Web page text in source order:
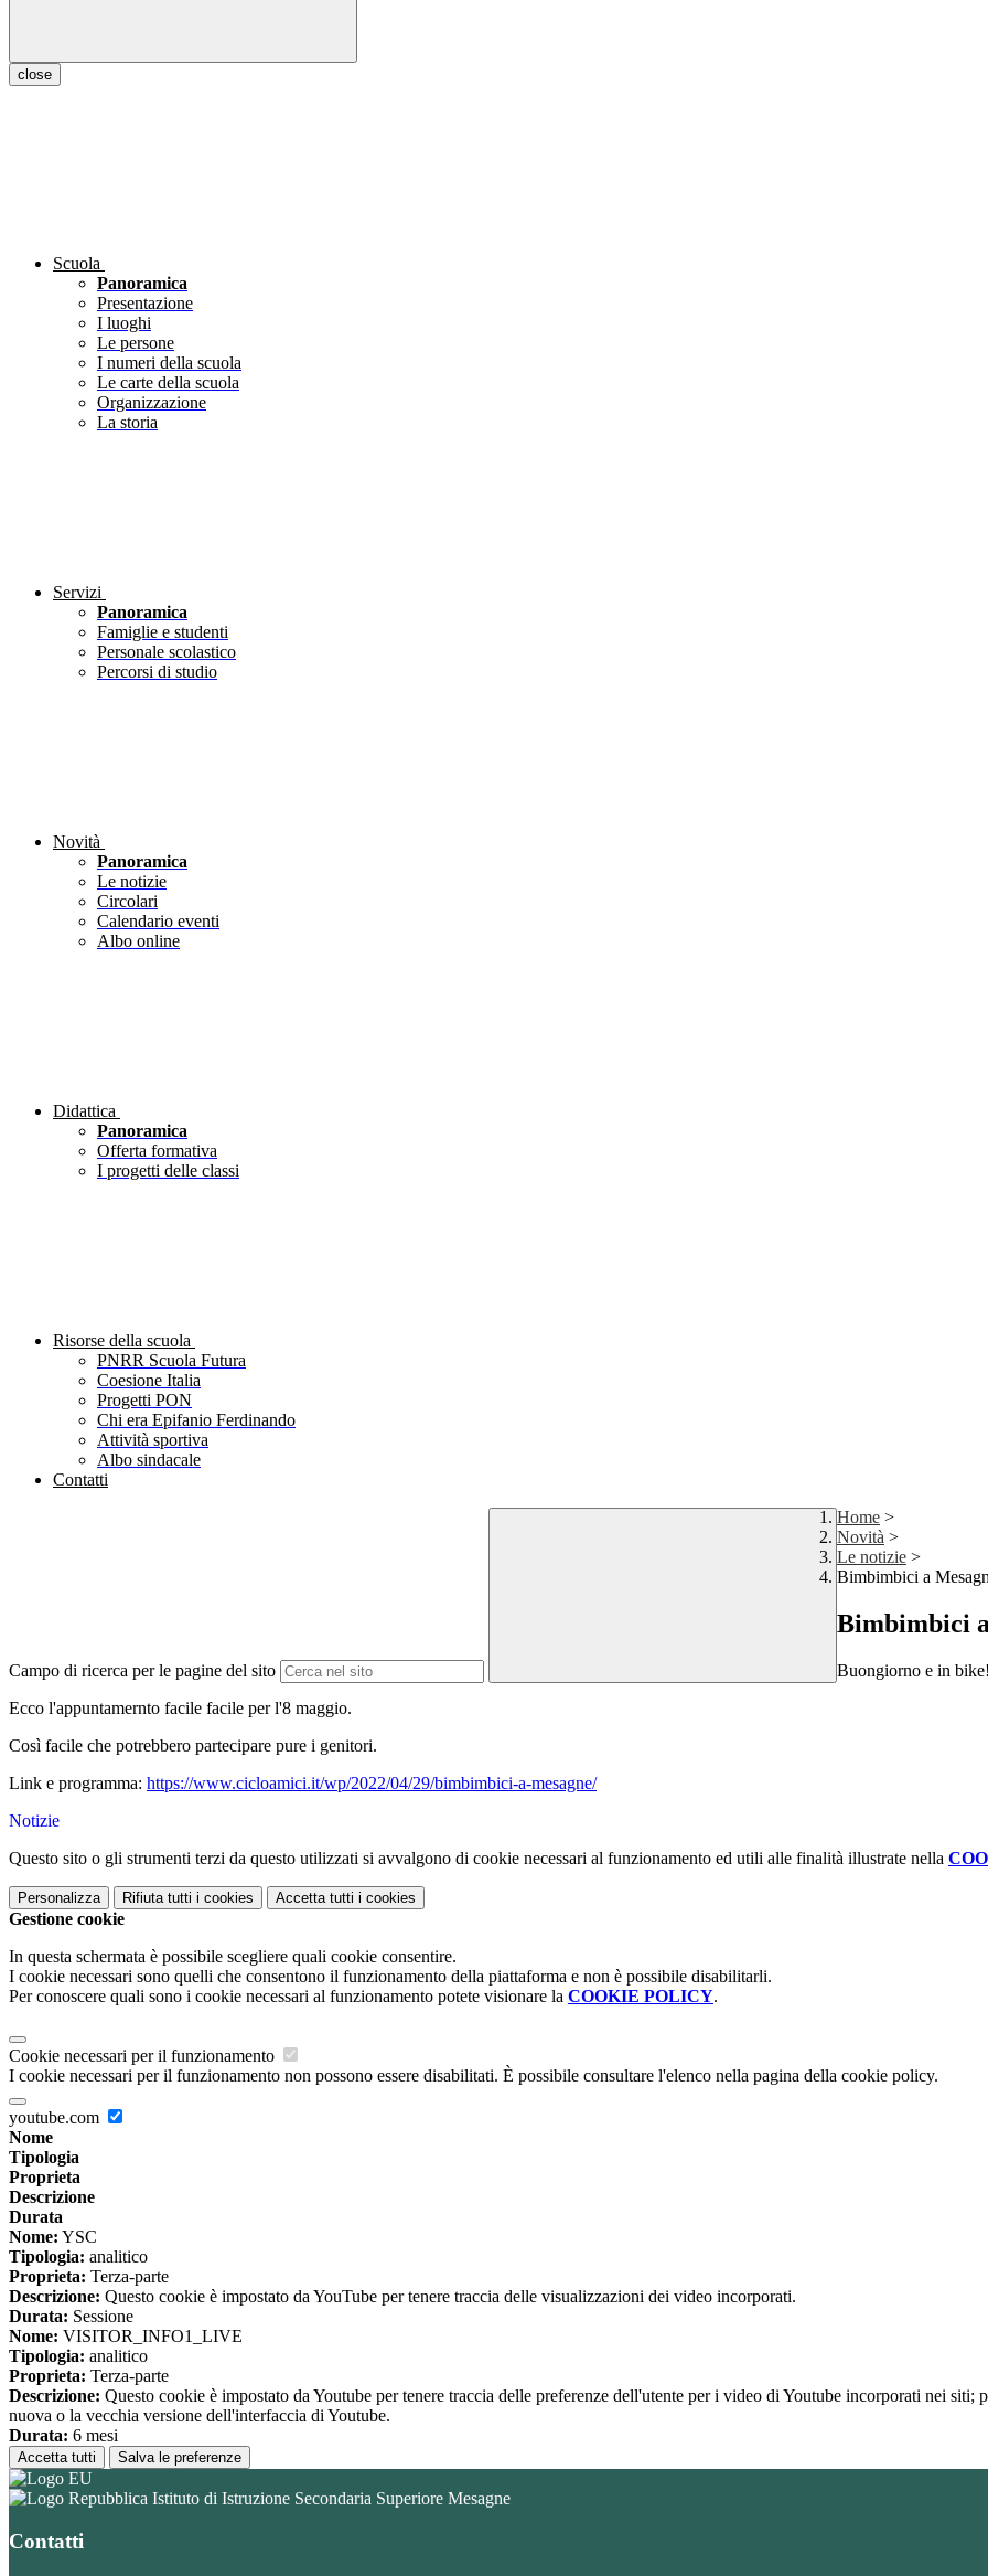
close
Scuola
Panoramica
Presentazione
I luoghi
Le persone
I numeri della scuola
Le carte della scuola
Organizzazione
La storia
Servizi
Panoramica
Famiglie e studenti
Personale scolastico
Percorsi di studio
Novità
Panoramica
Le notizie
Circolari
Calendario eventi
Albo online
Didattica
Panoramica
Offerta formativa
I progetti delle classi
Risorse della scuola
PNRR Scuola Futura
Coesione Italia
Progetti PON
Chi era Epifanio Ferdinando
Attività sportiva
Albo sindacale
Contatti
Campo di ricerca per le pagine del sito
Home >
Novità >
Le notizie >
Bimbimbici a
Bimbimbici
Buongiorno e in
Ecco l'appuntamernto facile facile per l'8 maggio.
Così facile che potrebbero partecipare pure i genitori.
Link e programma: https://www.cicloamici.it/wp/2022/04/29/bimbimbici-a-mesagne/
Notizie
Questo sito o gli strumenti terzi da questo utilizzati si avvalgono di cookie necessari al funzionamento ed utili alle finalità illustrate nella
Personalizza Rifiuta tutti i cookies Accetta tutti i cookies
Gestione cookie
In questa schermata è possibile scegliere quali cookie consentire.
I cookie necessari sono quelli che consentono il funzionamento della piattaforma e non è possibile disabilitarli.
Per conoscere quali sono i cookie necessari al funzionamento potete visionare la COOKIE POLICY.
Cookie necessari per il funzionamento
I cookie necessari per il funzionamento non possono essere disabilitati. È possibile consultare l'elenco nella pagina della cookie policy.
youtube.com
Nome
Tipologia
Proprieta
Descrizione
Durata
Nome: YSC
Tipologia: analitico
Proprieta: Terza-parte
Descrizione: Questo cookie è impostato da YouTube per tenere traccia delle visualizzazioni dei video incorporati.
Durata: Sessione
Nome: VISITOR_INFO1_LIVE
Tipologia: analitico
Proprieta: Terza-parte
Descrizione: Questo cookie è impostato da Youtube per tenere traccia delle preferenze dell'utente per i video di Youtube incorporati nei
nuova o la vecchia versione dell'interfaccia di Youtube.
Durata: 6 mesi
Accetta tutti Salva le preferenze
Istituto di Istruzione Secondaria Superiore Mesagne
Contatti